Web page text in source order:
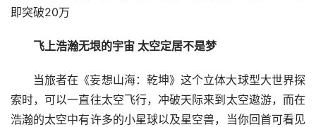
即突破20万
飞上浩瀚无垠的宇宙 太空定居不是梦
当旅者在《妄想山海：乾坤》这个立体大球型大世界探
索时，可以一直往太空飞行，冲破天际来到太空遨游，而在
浩瀚的太空中有许多的小星球以及星空兽，当你回首可看见